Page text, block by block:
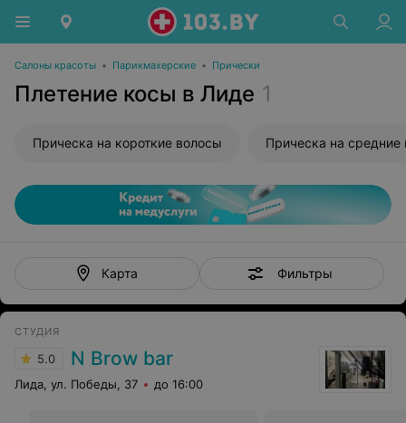
Салоны красоты • Парикмахерские • Прически
Плетение косы в Лиде 1
Прическа на короткие волосы Прическа на средние
Карта Фильтры
СТУДИЯ
5.0 N Brow bar
Лида, ул. Победы, 37 до 16:00